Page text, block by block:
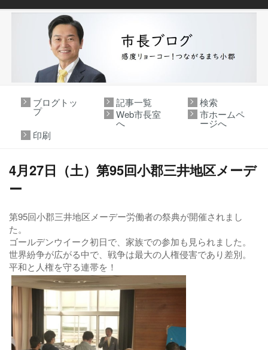
ブログトッ
プ
記事一覧
検索
Web市長室
へ
市ホームペ
ージへ
印刷
4月27日（土）第95回小郡三井地区メーデ
ー
第95回小郡三井地区メーデー労働者の祭典が開催されまし
た。
ゴールデンウイーク初日で、家族での参加も見られました。
世界紛争が広がる中で、戦争は最大の人権侵害であり差別。
平和と人権を守る連帯を！